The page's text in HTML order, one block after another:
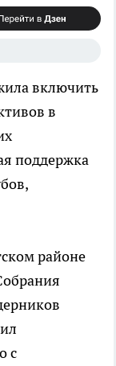
включить
в
поддержка
районе
с